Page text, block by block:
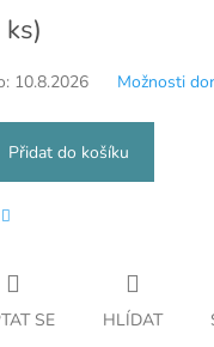
ks)
10.8.2026 Možnosti
Přidat do košíku
SE HLÍDAT